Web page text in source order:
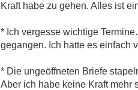
Kraft habe zu gehen. Alles ist
* Ich vergesse wichtige
gegangen. Ich hatte es einfach
* Die ungeöffneten Briefe
Aber ich habe keine Kraft mehr